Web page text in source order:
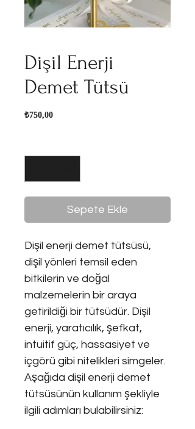
Dişil Enerji
Demet Tütsü
₺750,00Fiyat
Sepete Ekle
Dişil enerji demet tütsüsü,
dişil yönleri temsil eden
bitkilerin ve doğal
malzemelerin bir araya
getirildiği bir tütsüdür. Dişil
enerji, yaratıcılık, şefkat,
intuitif güç, hassasiyet ve
içgörü gibi nitelikleri simgeler.
Aşağıda dişil enerji demet
tütsüsünün kullanım şekliyle
ilgili adımları bulabilirsiniz: